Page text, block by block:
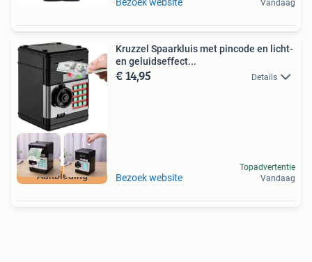
Vandaag
Aanbieding
Kruzzel Spaarkluis met pincode en licht-
en geluidseffect...
€ 14,95 Details
Bezoek website
Topadvertentie
Vandaag